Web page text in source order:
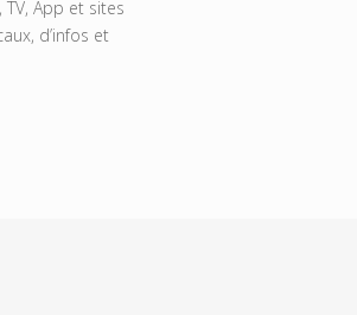
App et sites
d’infos et